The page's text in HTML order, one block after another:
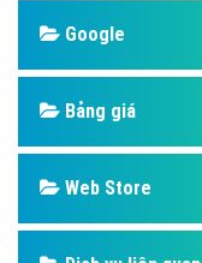
Google
Bảng giá
Web Store